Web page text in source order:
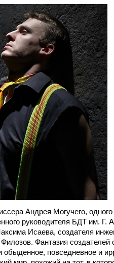
Андрея Могучего, одного
руководителя БДТ им. Г.
Исаева, создателя
Фантазия создателей
обыденное, повседневное и